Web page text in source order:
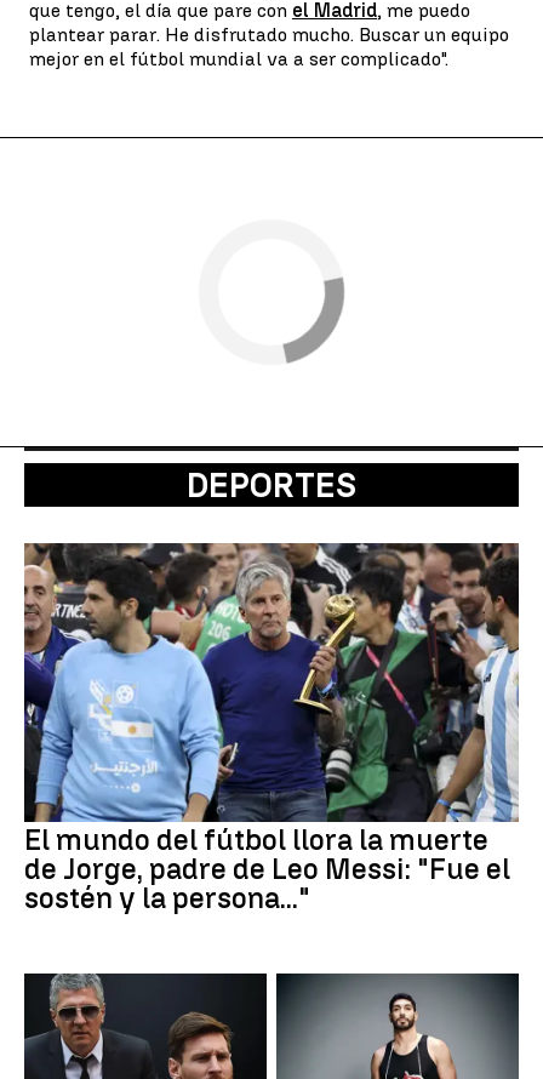
que tengo, el día que pare con el Madrid, me puedo
plantear parar. He disfrutado mucho. Buscar un equipo
mejor en el fútbol mundial va a ser complicado".
DEPORTES
El mundo del fútbol llora la muerte
de Jorge, padre de Leo Messi: "Fue el
sostén y la persona..."